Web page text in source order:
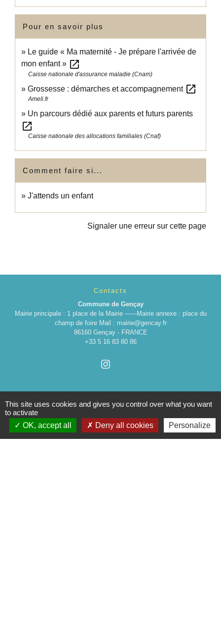
Pour en savoir plus
Le guide « Ma maternité - Je prépare l'arrivée de
mon enfant » open_in_new
Caisse nationale d'assurance maladie (Cnam)
Grossesse : démarches et accompagnement open_in_new
Ameli.fr
Un parcours dédié aux parents et futurs parents
open_in_new
Caisse nationale des allocations familiales (Cnaf)
Comment faire si...
J'attends un enfant
Signaler une erreur sur cette page
Contacts
Commune de Gençay
Mairie principale : 1 place de la Mairie ------Mairie annexe : place du
champ de foire Mail : mairie@gencay.fr
86160 Gençay - FRANCE
+33 5 16 83 80 86
Liens
This site uses cookies and gives you control over what you want
to activate
OK, accept all
Deny all cookies Personalize